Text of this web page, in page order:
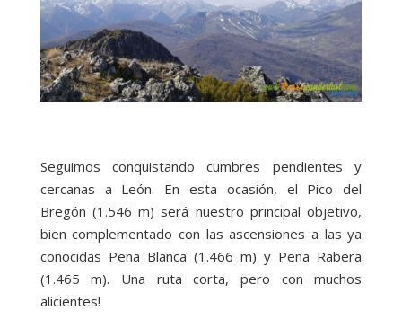
Seguimos conquistando cumbres pendientes y
cercanas a León. En esta ocasión, el Pico del
Bregón (1.546 m) será nuestro principal objetivo,
bien complementado con las ascensiones a las ya
conocidas Peña Blanca (1.466 m) y Peña Rabera
(1.465 m). Una ruta corta, pero con muchos
alicientes!